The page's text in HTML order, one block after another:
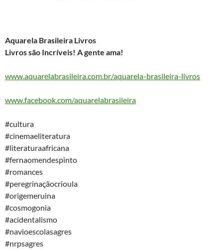
Aquarela Brasileira Livros
Livros são Incríveis! A gente ama!
www.aquarelabrasileira.com.br/aquarela-brasileira-livros
www.facebook.com/aquarelabrasileira
#cultura​
#cinemaeliteratura​
#literaturaafricana​
#fernaomendespinto​
#romances​
#peregrinaçãocrioula​
#origemeruina​
#cosmogonia​
#acidentalismo​
#navioescolasagres​
#nrpsagres​